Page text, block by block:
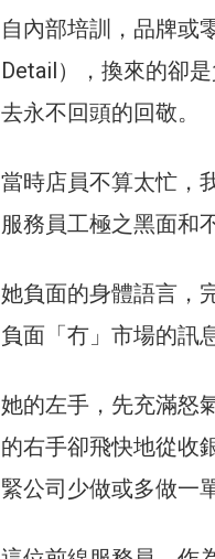
自內部培訓，品牌或
Detail），換來的卻
去永不回頭的回敬。
當時店員不算太忙，
服務員工極之黑面和
她負面的身體語言，
負面「冇」市場的訊息
她的左手，先充滿怒
的右手卻飛快地從收
緊公司少做或多做一